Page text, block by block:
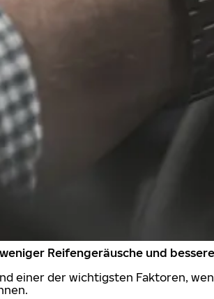
Reifengeräusche und
einer der wichtigsten Faktoren,